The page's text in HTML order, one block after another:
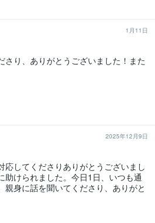
1月11日
さり、ありがとうございました！また
2025年12月9日
応してくださりありがとうございまし
助けられました。今日1日、いつも通
親身に話を聞いてくださり、ありがと